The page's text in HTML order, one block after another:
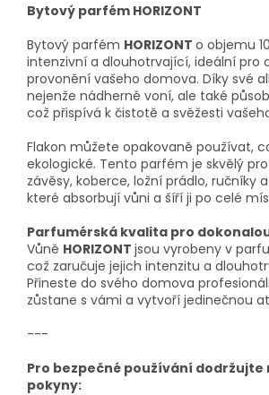
Bytový parfém HORIZONT
Bytový parfém HORIZONT o objemu
intenzivní a dlouhotrvající, ideální pro
provonění vašeho domova. Díky své
nejenže nádherně voní, ale také
což přispívá k čistotě a svěžesti
Flakon můžete opakovaně používat,
ekologické. Tento parfém je skvělý
závěsy, koberce, ložní prádlo, ručníky
které absorbují vůni a šíří ji po celé
Parfumérská kvalita pro
Vůně HORIZONT jsou vyrobeny v
což zaručuje jejich intenzitu a
Přineste do svého domova
zůstane s vámi a vytvoří jedinečnou
---
Pro bezpečné používání dodržujte
pokyny: